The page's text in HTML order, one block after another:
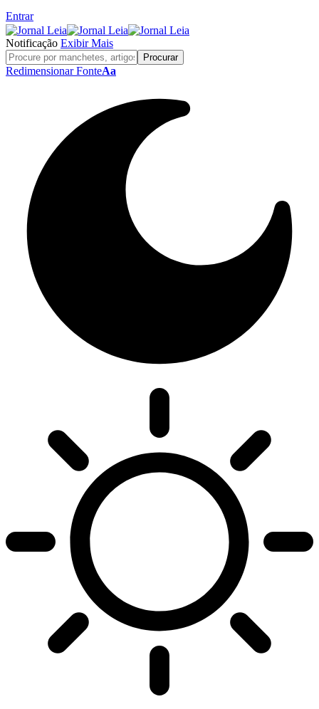
Entrar
Notificação Exibir Mais
Redimensionar FonteAa